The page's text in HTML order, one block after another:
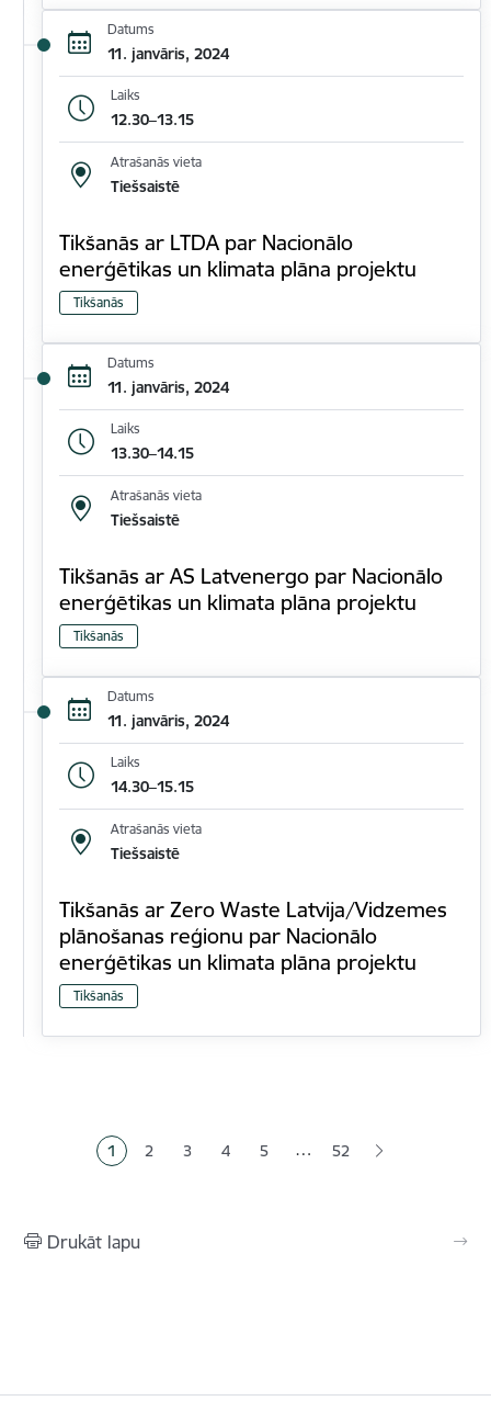
Datums
11. janvāris, 2024
Laiks
12.30–13.15
Atrašanās vieta
Tiešsaistē
Tikšanās ar LTDA par Nacionālo
enerģētikas un klimata plāna projektu
Tikšanās
Datums
11. janvāris, 2024
Laiks
13.30–14.15
Atrašanās vieta
Tiešsaistē
Tikšanās ar AS Latvenergo par Nacionālo
enerģētikas un klimata plāna projektu
Tikšanās
Datums
11. janvāris, 2024
Laiks
14.30–15.15
Atrašanās vieta
Tiešsaistē
Tikšanās ar Zero Waste Latvija/Vidzemes
plānošanas reģionu par Nacionālo
enerģētikas un klimata plāna projektu
Tikšanās
Pašreizējā lapa
1 Lapa
2 Lapa
3 Lapa
4 Lapa
5 … 52
Drukāt lapu